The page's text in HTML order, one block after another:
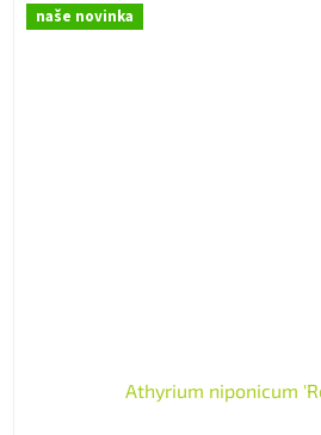
naše novinka
Athyrium niponicum